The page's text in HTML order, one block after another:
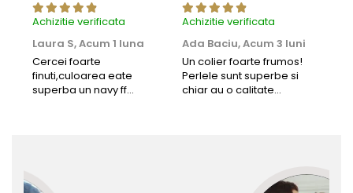
Achizitie verificata
Laura S,Acum 1 luna
Cercei foarte
finuti,culoarea eate
superba un navy ff
Achizitie verificata
Ada Baciu,Acum 3 luni
Un colier foarte frumos!
Perlele sunt superbe si
chiar au o calitate